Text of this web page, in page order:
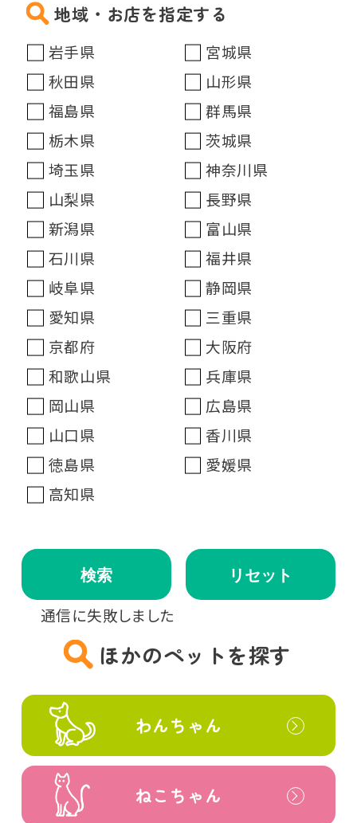
地域・お店を指定する
岩手県
宮城県
秋田県
山形県
福島県
群馬県
栃木県
茨城県
埼玉県
神奈川県
山梨県
長野県
新潟県
富山県
石川県
福井県
岐阜県
静岡県
愛知県
三重県
京都府
大阪府
和歌山県
兵庫県
岡山県
広島県
山口県
香川県
徳島県
愛媛県
高知県
検索 リセット
通信に失敗しました
ほかのペットを探す
わんちゃん
ねこちゃん